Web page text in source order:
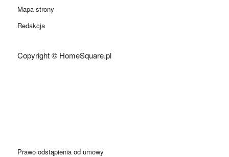
Mapa strony
Redakcja
Copyright © HomeSquare.pl
Prawo odstąpienia od umowy